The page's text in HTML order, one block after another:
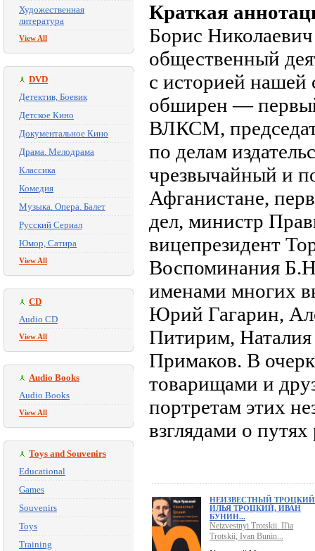
Художественная
литература
View All
DVD
Детектив, Боевик
Детское Кино
Документальное Кино
Драма. Мелодрама
Классика
Комедия
Музыка. Опера. Балет
Русский Сериал
Юмор, Сатира
View All
CD
Audio CD
View All
Audio Books
Audio Books
View All
Toys and Souvenirs
Educational
Games
Souvenirs
Toys
Training
Краткая
Борис
общественный
с историей нашей
обширен — первый
ВЛКСМ,
по делам
чрезвычайный и
Афганистане,
дел, министр
вице­президент
Воспоминания
именами многих
Юрий Гагарин,
Питирим,
Примаков. В
товарищами и
портретам этих
взглядами о
НЕИЗВЕСТНЫЙ
ИЛЬЯ ТРОЦКИЙ, ИВАН
БУНИН...
Neizvestnyi Trotskii. Il'ia
Trotskii, Ivan Bunin...